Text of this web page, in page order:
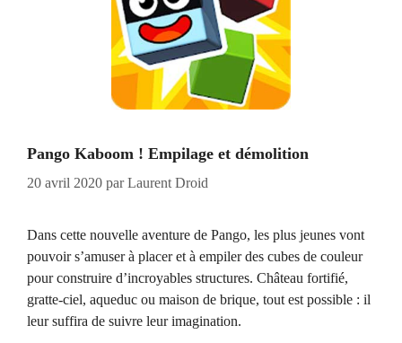
Pango Kaboom ! Empilage et démolition
20 avril 2020 parLaurent Droid
Dans cette nouvelle aventure de Pango, les plus jeunes vont
pouvoir s’amuser à placer et à empiler des cubes de couleur
pour construire d’incroyables structures. Château fortifié,
gratte-ciel, aqueduc ou maison de brique, tout est possible : il
leur suffira de suivre leur imagination.